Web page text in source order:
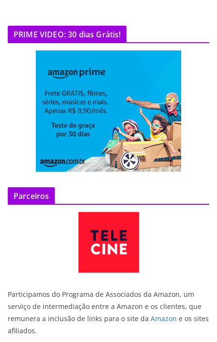
PRIME VIDEO: 30 dias Grátis!
Parceiros
Participamos do Programa de Associados da Amazon, um
serviço de intermediação entre a Amazon e os clientes, que
remunera a inclusão de links para o site da Amazon e os sites
afiliados.